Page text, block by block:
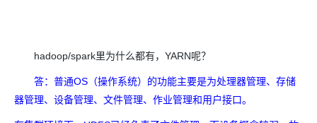
hadoop/spark里为什么都有，YARN呢？
答：普通OS（操作系统）的功能主要是为处理器管理、存储
器管理、设备管理、文件管理、作业管理和用户接口。